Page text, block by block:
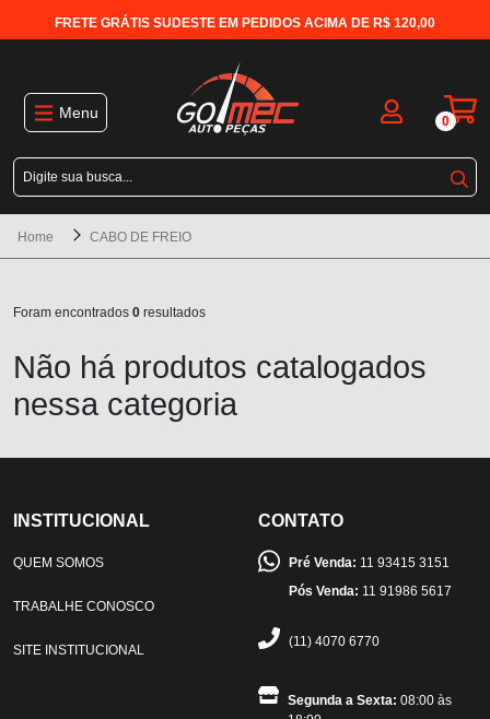
FRETE GRÁTIS SUDESTE EM PEDIDOS ACIMA DE R$ 120,00
Menu 0
Home CABO DE FREIO
Foram encontrados 0 resultados
Não há produtos catalogados
nessa categoria
INSTITUCIONAL
QUEM SOMOS
TRABALHE CONOSCO
SITE INSTITUCIONAL
CONTATO
Pré Venda: 11 93415 3151
Pós Venda: 11 91986 5617
(11) 4070 6770
Segunda a Sexta: 08:00 às